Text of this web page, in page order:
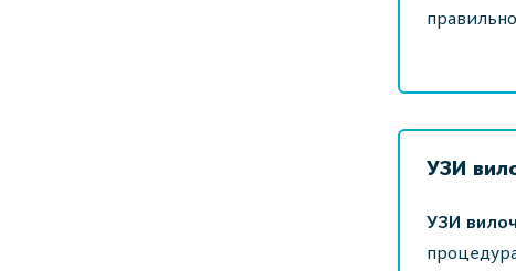
УЗИ
УЗИ